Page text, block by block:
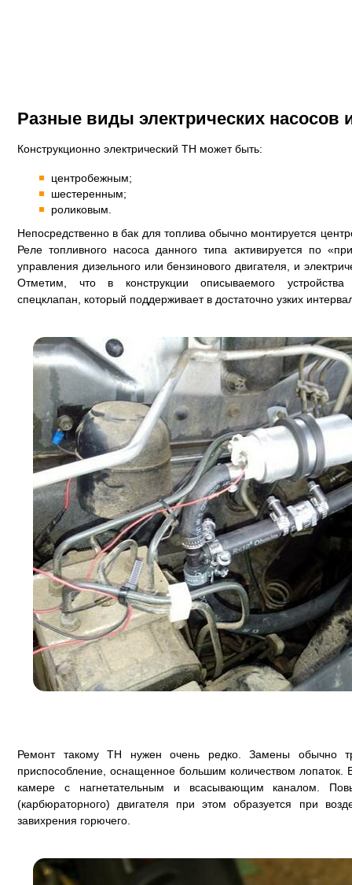
Разные виды электрических насосов
Конструкционно электрический ТН может быть:
центробежным;
шестеренным;
роликовым.
Непосредственно в бак для топлива обычно монтируется
Реле топливного насоса данного типа активируется по
управления дизельного или бензинового двигателя, и
Отметим, что в конструкции описываемого устройства
спецклапан, который поддерживает в достаточно узких
Ремонт такому ТН нужен очень редко. Замены обычно
приспособление, оснащенное большим количеством
камере с нагнетательным и всасывающим каналом.
(карбюраторного) двигателя при этом образуется при
завихрения горючего.